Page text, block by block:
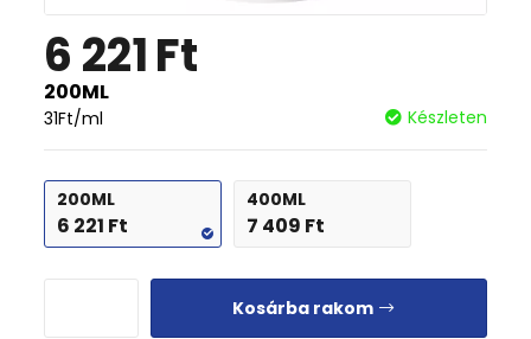
6 221Ft
200ML
31Ft/ml Készleten
200ML
6 221 Ft
400ML
7 409 Ft
Kosárba rakom